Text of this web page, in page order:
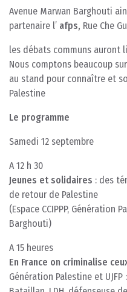
Avenue Marwan Barghouti
partenaire l’ afps, Rue Che
les débats communs auront
Nous comptons beaucoup
au stand pour connaître et
Palestine
Le programme
Samedi 12 septembre
A 12 h 30
Jeunes et solidaires : des
de retour de Palestine
(Espace CCIPPP, Génération
Barghouti)
A 15 heures
En France on criminalise
Génération Palestine et